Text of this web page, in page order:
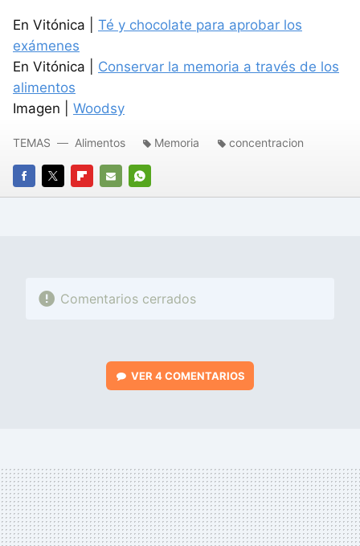
En Vitónica | Té y chocolate para aprobar los
exámenes
En Vitónica | Conservar la memoria a través de los
alimentos
Imagen | Woodsy
FACEBOOK
TWITTERFLIPBOARD
E-
WHATSAPP
TEMAS Alimentos Memoria concentracion
Comentarios cerrados
VER 4 COMENTARIOS